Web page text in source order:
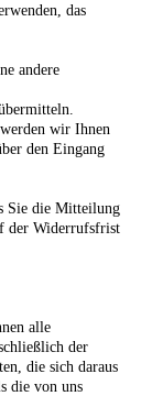
das
andere
wir Ihnen
den Eingang
Sie die Mitteilung
der Widerrufsfrist
alle
der
die sich daraus
die von uns